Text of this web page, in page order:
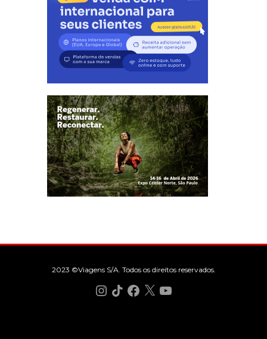
2023 ©Viagens S/A. Todos os direitos reservados.
Instagram
TikTokFacebook
X YouTube